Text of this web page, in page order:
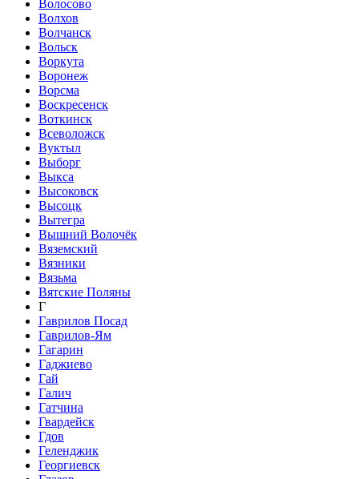
Волосово
Волхов
Волчанск
Вольск
Воркута
Воронеж
Ворсма
Воскресенск
Воткинск
Всеволожск
Вуктыл
Выборг
Выкса
Высоковск
Высоцк
Вытегра
Вышний Волочёк
Вяземский
Вязники
Вязьма
Вятские Поляны
Г
Гаврилов Посад
Гаврилов-Ям
Гагарин
Гаджиево
Гай
Галич
Гатчина
Гвардейск
Гдов
Геленджик
Георгиевск